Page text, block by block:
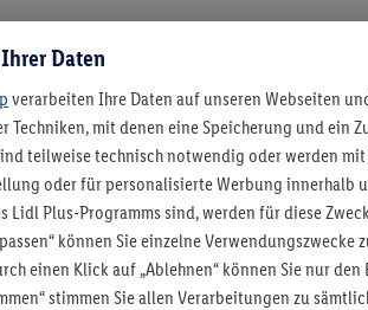
im hinteren Mundbereich und aus
juchzen und scheinbar mit dir zu
Daten
verarbeiten Ihre Daten auf unseren Webseiten
Techniken, mit denen eine Speicherung und ein
teilweise technisch notwendig oder werden
oder für personalisierte Werbung innerhalb
Lidl Plus-Programms sind, werden für diese
können Sie einzelne Verwendungszwecke
einen Klick auf „Ablehnen“ können Sie nur
stimmen Sie allen Verarbeitungen zu